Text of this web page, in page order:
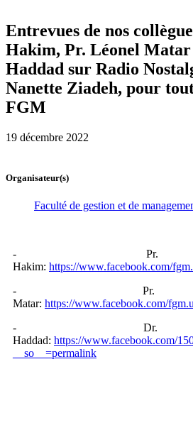
Entrevues de nos
Hakim, Pr. Léonel
Haddad sur Radio
Nanette Ziadeh, pour
FGM
19 décembre 2022
Organisateur(s)
Faculté de gestion et de
- Pr.
Hakim: https://www.facebook.com/
- Pr.
Matar: https://www.facebook.com/
- Dr.
Haddad: https://www.facebook.com/
__so__=permalink